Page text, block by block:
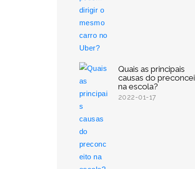
Quais as principais
causas do
na escola?
2022-01-17